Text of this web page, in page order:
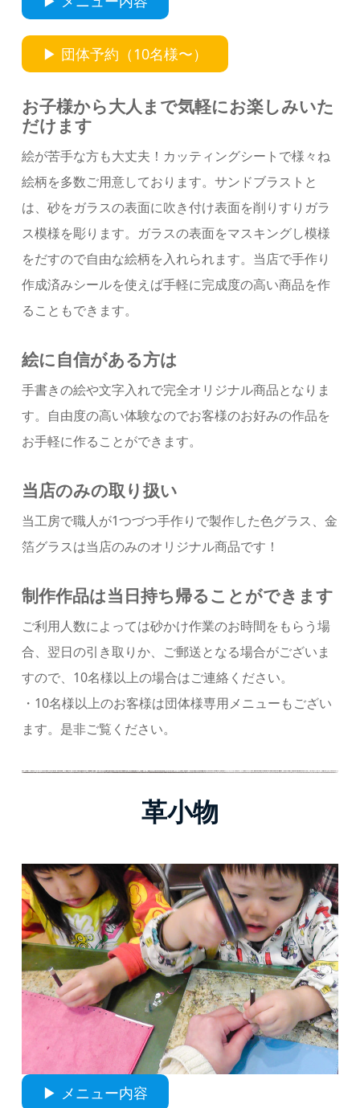
▶︎ 団体予約（10名様〜）
お子様から大人まで気軽にお楽しみいた
だけます
絵が苦手な方も大丈夫！カッティングシートで様々ね
絵柄を多数ご用意しております。サンドブラストと
は、砂をガラスの表面に吹き付け表面を削りすりガラ
ス模様を彫ります。ガラスの表面をマスキングし模様
をだすので自由な絵柄を入れられます。当店で手作り
作成済みシールを使えば手軽に完成度の高い商品を作
ることもできます。
絵に自信がある方は
手書きの絵や文字入れで完全オリジナル商品となりま
す。自由度の高い体験なのでお客様のお好みの作品を
お手軽に作ることができます。
当店のみの取り扱い
当工房で職人が1つづつ手作りで製作した色グラス、金
箔グラスは当店のみのオリジナル商品です！
制作作品は当日持ち帰ることができます
ご利用人数によっては砂かけ作業のお時間をもらう場
合、翌日の引き取りか、ご郵送となる場合がございま
すので、10名様以上の場合はご連絡ください。
・10名様以上のお客様は団体様専用メニューもござい
ます。是非ご覧ください。
革小物
▶︎ メニュー内容